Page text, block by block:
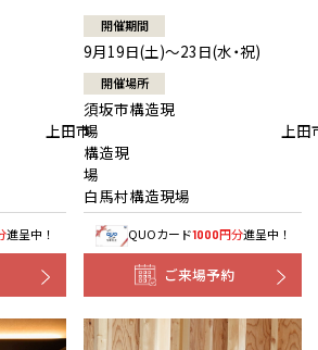
市
場
進呈中！
開催期間
9月19日(土)～23日(水・祝)
開催場所
須坂市構造現
場 上田
構造現
白馬村構造現場
QUOカード1000円分進呈中！
ご来場予約